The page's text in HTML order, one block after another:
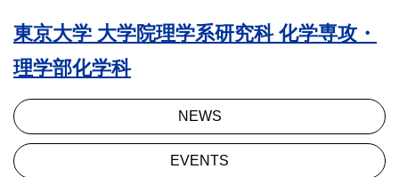
東京大学 大学院理学系研究科 化学専攻・
理学部化学科
NEWS
EVENTS